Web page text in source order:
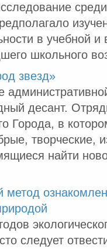
в учебной и
школьного
звезд»
десант.
Города, в
творческие,
найти
следует